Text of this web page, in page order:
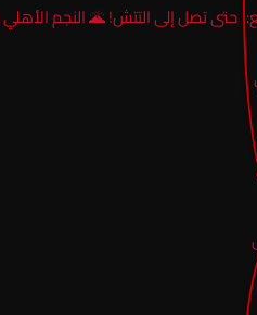
حتى تصل إلى التتش! 🌋 النجم